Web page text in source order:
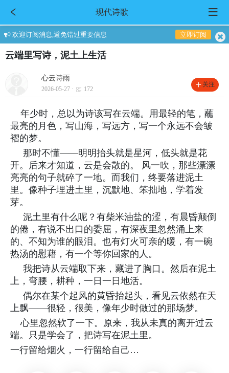
现代诗歌
欢迎订阅消息,避免错过重要信息 立即订阅
云端里写诗，泥土上生活
心云诗雨
2026-05-27 · 172
关注
年少时，总以为诗该写在云端。用最轻的笔，蘸
最亮的月色，写山海，写远方，写一个永远不会皱
褶的梦。
那时不懂——明明抬头就是星河，低头就是花
开。后来才知道，云是会散的。 风一吹，那些漂漂
亮亮的句子就碎了一地。而我们，终要落进泥土
里。像种子埋进土里，沉默地、笨拙地，学着发
芽。
泥土里有什么呢？有柴米油盐的涩，有晨昏颠倒
的倦，有说不出口的委屈，有深夜里忽然涌上来
的、不知为谁的眼泪。也有灯火可亲的暖，有一碗
热汤的慰藉，有一个等你回家的人。
我把诗从云端取下来，藏进了胸口。然后在泥土
上，弯腰，耕种，一日一日地活。
偶尔在某个起风的黄昏抬起头，看见云依然在天
上飘——很轻，很美，像年少时做过的那场梦。
心里忽然软了一下。原来，我从未真的离开过云
端。只是学会了，把诗写在泥土里。
一行留给烟火，一行留给自己…